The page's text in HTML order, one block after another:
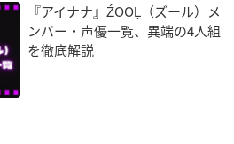
『アイナナ』ŹOOĻ（ズール）メ
ンバー・声優一覧、異端の4人組
を徹底解説